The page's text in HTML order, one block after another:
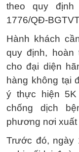
theo quy
1776/QĐ-
Hành khách
quy định, hoàn
cho đại diện
hàng không tại
ý thực hiện
chống dịch
phương nơi xuất
Trước đó, ngày